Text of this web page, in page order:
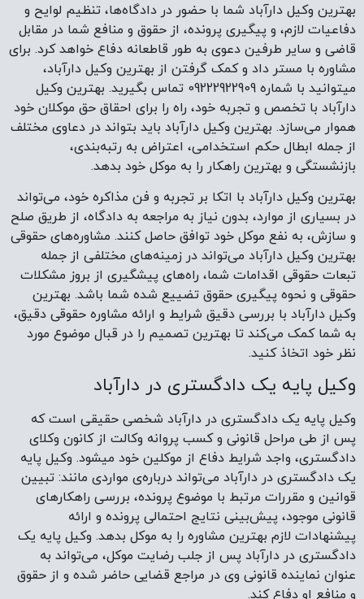
بهترین وکیل دارآباد شما با حضور در دادگاه‌ها، تنظیم لوایح و
دفاعیات لازم، و پیگیری پرونده، از حقوق و منافع شما در مقابل
قاضی و سایر طرفین دعوی به طور قاطعانه دفاع خواهد کرد. برای
مشاوره با مستر داد و کمک گرفتن از بهترین وکیل دارآباد،
میتوانید با شماره 09222922909 تماس بگیرید. بهترین وکیل
دارآباد با تخصص و تجربه خود، راه را برای احقاق حق موکلان خود
هموار می‌سازد. بهترین وکیل دارآباد باید بتواند در دعاوی مختلف
از جمله ابطال حکم استخدامی، اعتراض به رتبه‌بندی،
بازنشستگی و بهترین راهکار را به موکل خود بدهد.
بهترین وکیل دارآباد با اتکا بر تجربه و فن مذاکره خود، می‌تواند
در بسیاری از موارد، بدون نیاز به مراجعه به دادگاه، از طریق صلح
و سازش، به نفع موکل خود توافق حاصل کنند. مشاوره‌های حقوقی
بهترین وکیل دارآباد می‌تواند در زمینه‌های مختلفی از جمله
تبعات حقوقی اقدامات شما، راه‌های پیشگیری از بروز مشکلات
حقوقی و نحوه پیگیری حقوق تضییع شده شما باشد. بهترین
وکیل دارآباد با بررسی دقیق شرایط و ارائه مشاوره حقوقی دقیق،
به شما کمک می‌کند تا بهترین تصمیم را در قبال موضوع مورد
نظر خود اتخاذ کنید.
وکیل پایه یک دادگستری در دارآباد
وکیل پایه یک دادگستری در دارآباد شخصی حقیقی است که
پس از طی مراحل قانونی و کسب پروانه وکالت از کانون وکلای
دادگستری، واجد شرایط دفاع از موکلین خود میشود. وکیل پایه
یک دادگستری در دارآباد می‌تواند درباره‌ی مواردی مانند: تبیین
قوانین و مقررات مرتبط با موضوع پرونده، بررسی راهکارهای
قانونی موجود، پیش‌بینی نتایج احتمالی پرونده و ارائه
پیشنهادات لازم بهترین مشاوره را به موکل بدهد. وکیل پایه یک
دادگستری در دارآباد پس از جلب رضایت موکل، می‌تواند به
عنوان نماینده قانونی وی در مراجع قضایی حاضر شده و از حقوق
و منافع او دفاع کند.